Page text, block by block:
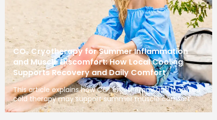
CO₂ Cryotherapy for Summer Inflammation
and Muscle Discomfort: How Local Cooling
Supports Recovery and Daily Comfort
This article explains how CO₂ cryotherapy and localized
cold therapy may support summer muscle comfort